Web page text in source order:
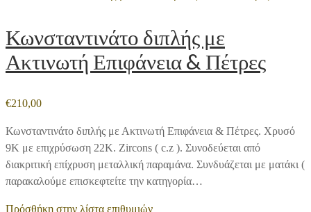
Κωνσταντινάτο διπλής με
Ακτινωτή Επιφάνεια & Πέτρες
€210,00
Κωνσταντινάτο διπλής με Ακτινωτή Επιφάνεια & Πέτρες. Χρυσό
9Κ με επιχρύσωση 22Κ. Zircons ( c.z ). Συνοδεύεται από
διακριτική επίχρυση μεταλλική παραμάνα. Συνδυάζεται με ματάκι (
παρακαλούμε επισκεφτείτε την κατηγορία…
Πρόσθήκη στην λίστα επιθυμιών